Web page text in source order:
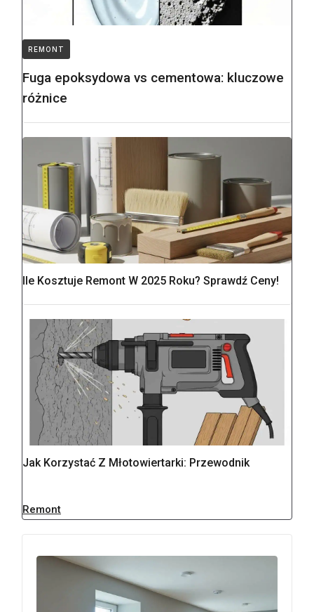
REMONT
Fuga epoksydowa vs cementowa: kluczowe
różnice
Ile Kosztuje Remont W 2025 Roku? Sprawdź Ceny!
Jak Korzystać Z Młotowiertarki: Przewodnik
Remont